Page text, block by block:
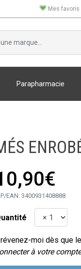
Mes favoris
Parapharmacie
EAN: 3400931408888
moi dès que
à votre